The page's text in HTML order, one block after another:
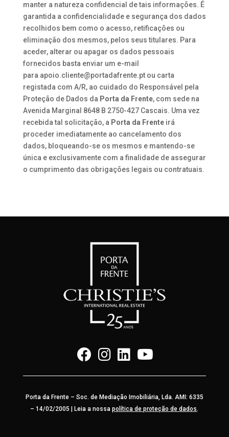
manter a natureza confidencial de tais informações. É
garantida a confidencialidade e segurança dos dados
recolhidos bem como o acesso, retificações ou
eliminação dos mesmos, pelos seus titulares. Para
aceder, alterar ou apagar os dados pessoais
fornecidos basta enviar um e-mail
para apoio.cliente@portadafrente.pt ou carta
registada com A/R, ao cuidado do Responsável pela
Proteção de Dados da Porta da Frente, com sede na
Avenida Marginal 8648 B 2750-427 Cascais. Uma vez
recebida tal solicitação, a Porta da Frente irá
proceder imediatamente ao cancelamento dos
dados, bloqueando-se os mesmos e mantendo-se
única e exclusivamente com a finalidade de assegurar
o cumprimento das obrigações legais ou contratuais.
Porta da Frente – Soc. de Mediação Imobiliária, Lda. AMI: 6335
– 14/02/2005 | Leia a nossapolítica de proteção de dados.